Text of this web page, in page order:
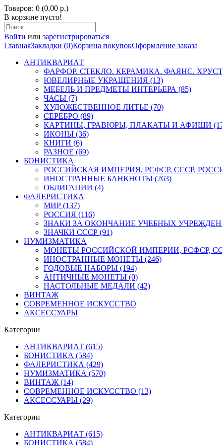
Товаров: 0 (0.00 р.)
В корзине пусто!
Войти или зарегистрироваться
ГлавнаяЗакладки (0)Корзина покупокОформление заказа
АНТИКВАРИАТ
ФАРФОР. СТЕКЛО. КЕРАМИКА. ФАЯНС.
ЮВЕЛИРНЫЕ УКРАШЕНИЯ (13)
МЕБЕЛЬ И ПРЕДМЕТЫ ИНТЕРЬЕРА (85)
ЧАСЫ (7)
ХУДОЖЕСТВЕННОЕ ЛИТЬЕ (70)
СЕРЕБРО (89)
КАРТИНЫ, ГРАВЮРЫ, ПЛАКАТЫ И АФИШИ
ИКОНЫ (36)
КНИГИ (6)
РАЗНОЕ (69)
БОНИСТИКА
РОССИЙСКАЯ ИМПЕРИЯ, РСФСР, СССР,
ИНОСТРАННЫЕ БАНКНОТЫ (263)
ОБЛИГАЦИИ (4)
ФАЛЕРИСТИКА
МИР (137)
РОССИЯ (116)
ЗНАКИ ЗА ОКОНЧАНИЕ УЧЕБНЫХ
ЗНАЧКИ СССР (91)
НУМИЗМАТИКА
МОНЕТЫ РОССИЙСКОЙ ИМПЕРИИ, РСФСР,
ИНОСТРАННЫЕ МОНЕТЫ (246)
ГОДОВЫЕ НАБОРЫ (194)
АНТИЧНЫЕ МОНЕТЫ (0)
НАСТОЛЬНЫЕ МЕДАЛИ (42)
ВИНТАЖ
СОВРЕМЕННОЕ ИСКУССТВО
АКСЕССУАРЫ
Категории
АНТИКВАРИАТ (615)
БОНИСТИКА (584)
ФАЛЕРИСТИКА (429)
НУМИЗМАТИКА (570)
ВИНТАЖ (14)
СОВРЕМЕННОЕ ИСКУССТВО (13)
АКСЕССУАРЫ (29)
Категории
АНТИКВАРИАТ (615)
БОНИСТИКА (584)